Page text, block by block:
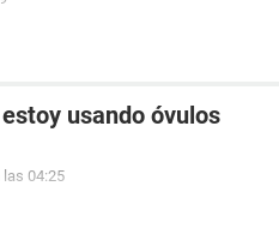
usando óvulos
las 04:25